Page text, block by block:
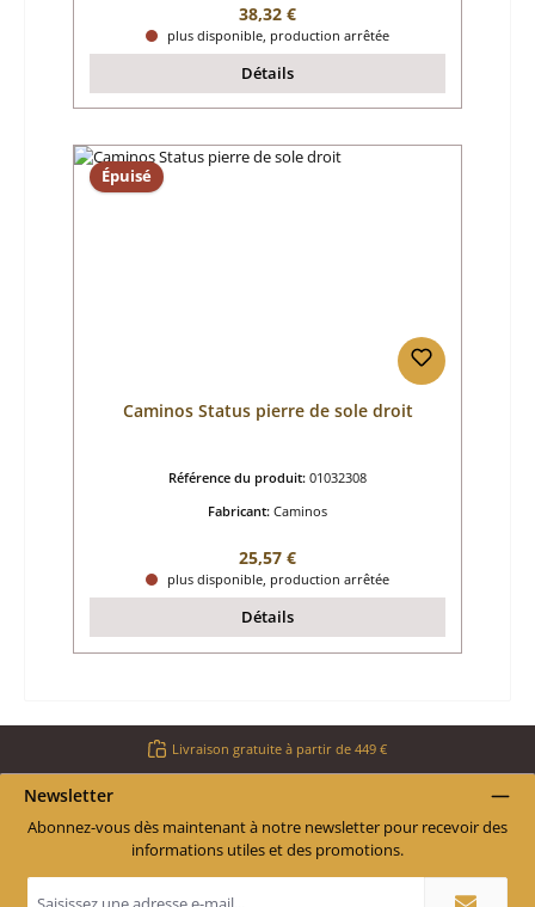
Prix régulier :
38,32 €
plus disponible, production arrêtée
Détails
Épuisé
Caminos Status pierre de sole droit
Référence du produit: 01032308
Fabricant: Caminos
Prix régulier :
25,57 €
plus disponible, production arrêtée
Détails
Livraison gratuite à partir de 449 €
Newsletter
Abonnez-vous dès maintenant à notre newsletter pour recevoir des
informations utiles et des promotions.